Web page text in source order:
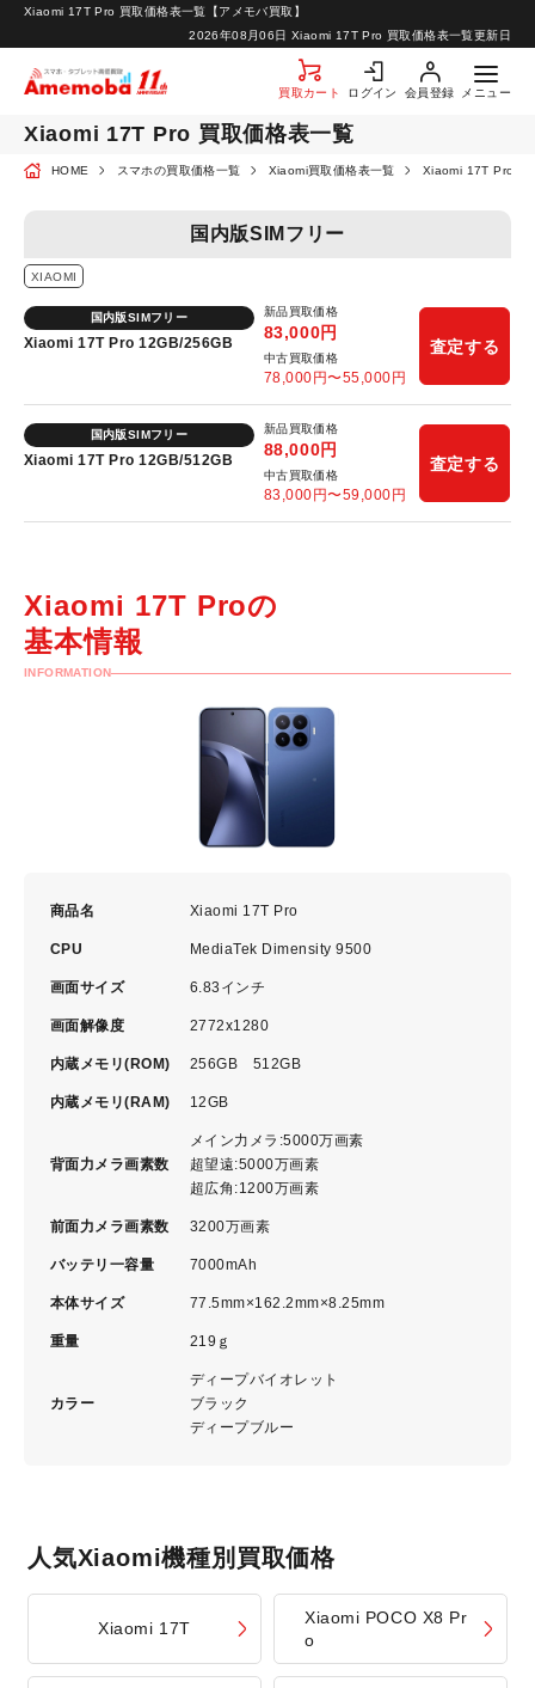
2026年08月06日 Xiaomi 17T Pro 買取価格表一覧更新日
Xiaomi 17T Pro 買取価格表一覧【アメモバ買取】
買取カート ログイン 会員登録 メニュー
お問い合わせ
Xiaomi 17T Pro 買取価格表一覧
HOME スマホの買取価格一覧 Xiaomi買取価格表一覧 Xiaomi 17T Pro買
国内版SIMフリー
XIAOMI
国内版SIMフリー
Xiaomi 17T Pro 12GB/256GB
新品買取価格
83,000円
中古買取価格
78,000 円〜55,000 円
査定する
国内版SIMフリー
Xiaomi 17T Pro 12GB/512GB
新品買取価格
88,000円
中古買取価格
83,000 円〜59,000 円
査定する
Xiaomi 17T Proの
基本情報
INFORMATION
商品名 Xiaomi 17T Pro
CPU MediaTek Dimensity 9500
画面サイズ 6.83インチ
画面解像度 2772x1280
内蔵メモリ(ROM) 256GB 512GB
内蔵メモリ(RAM) 12GB
背面力メラ画素数
メイン力メラ:5000万画素
超望遠:5000万画素
超広角:1200万画素
前面力メラ画素数 3200万画素
バッテリ一容量 7000mAh
本体サイズ 77.5mm×162.2mm×8.25mm
重量 219ｇ
カラー
ディープバイオレット
ブラック
ディープブルー
人気Xiaomi機種別買取価格
Xiaomi 17T
Xiaomi POCO X8 Pr
o